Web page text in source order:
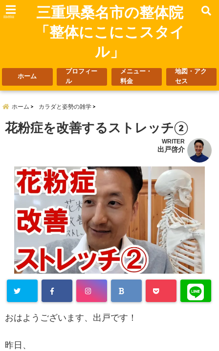
menu
三重県桑名市の整体院
「整体にこにこスタイ
ル」
ホーム
プロフィー
ル
メニュー・
料金
地図・アク
セス
ホーム カラダと姿勢の雑学
花粉症を改善するストレッチ②
WRITER
出戸啓介
おはようございます、出戸です！
昨日、